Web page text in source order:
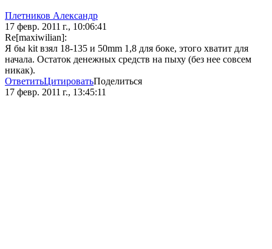
Плетников Александр
17 февр. 2011 г., 10:06:41
Re[maxiwilian]:
Я бы kit взял 18-135 и 50mm 1,8 для боке, этого хватит для
начала. Остаток денежных средств на пыху (без нее совсем
никак).
ОтветитьЦитироватьПоделиться
17 февр. 2011 г., 13:45:11